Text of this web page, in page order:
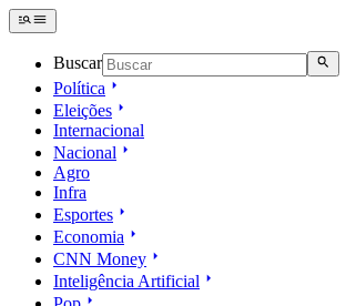
Buscar
Política
Eleições
Internacional
Nacional
Agro
Infra
Esportes
Economia
CNN Money
Inteligência Artificial